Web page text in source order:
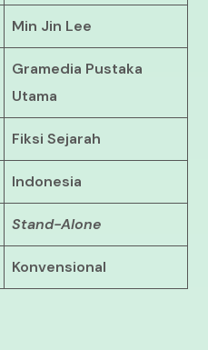
Min Jin Lee
Gramedia Pustaka
Utama
Fiksi Sejarah
Indonesia
Stand-Alone
Konvensional